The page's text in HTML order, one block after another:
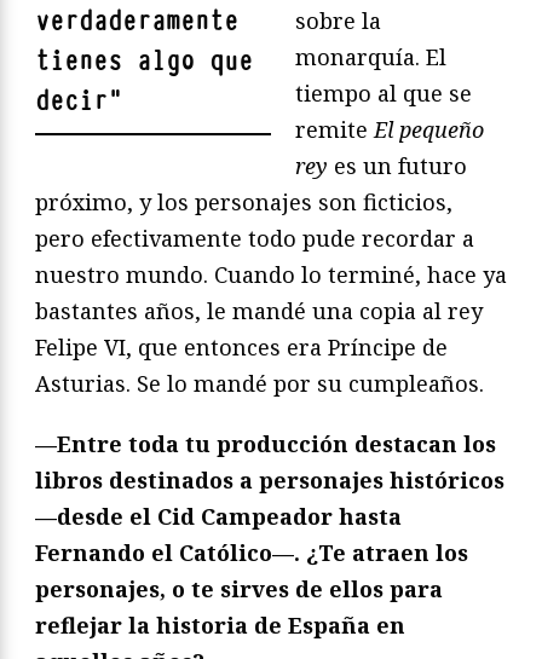
verdaderamente
tienes algo que
decir"
sobre la
monarquía. El
tiempo al que se
remiteEl pequeño
rey es un futuro
próximo, y los personajes son ficticios,
pero efectivamente todo pude recordar a
nuestro mundo. Cuando lo terminé, hace ya
bastantes años, le mandé una copia al rey
Felipe VI, que entonces era Príncipe de
Asturias. Se lo mandé por su cumpleaños.
—Entre toda tu producción destacan los
libros destinados a personajes históricos
—desde el Cid Campeador hasta
Fernando el Católico—. ¿Te atraen los
personajes, o te sirves de ellos para
reflejar la historia de España en